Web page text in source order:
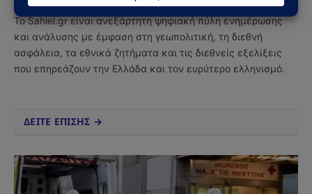
(Twitter)
Το Sahiel.gr είναι ανεξάρτητη ψηφιακή πύλη ενημέρωσης
και ανάλυσης με έμφαση στη γεωπολιτική, τη διεθνή
ασφάλεια, τα εθνικά ζητήματα και τις διεθνείς εξελίξεις
που επηρεάζουν την Ελλάδα και τον ευρύτερο ελληνισμό.
ΔΕΙΤΕ ΕΠΙΣΗΣ →